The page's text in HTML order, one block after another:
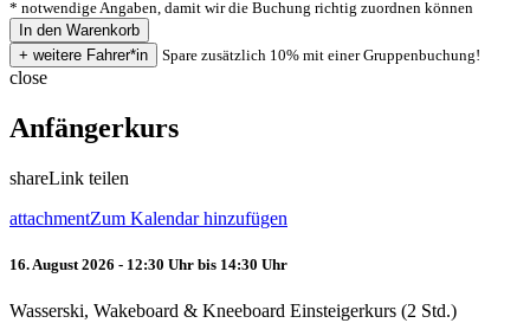
* notwendige Angaben, damit wir die Buchung richtig zuordnen können
Spare zusätzlich 10% mit einer Gruppenbuchung!
close
Anfängerkurs
shareLink teilen
attachmentZum Kalendar hinzufügen
16. August 2026 - 12:30 Uhr bis 14:30 Uhr
Wasserski, Wakeboard & Kneeboard Einsteigerkurs (2 Std.)